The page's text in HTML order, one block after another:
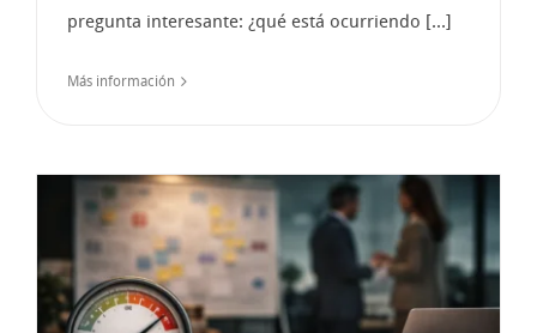
pregunta interesante: ¿qué está ocurriendo [...]
Más información